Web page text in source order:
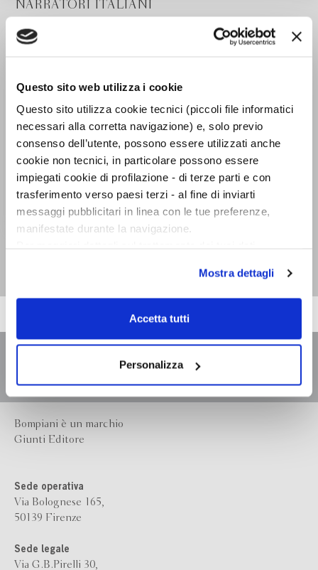
Questo sito web utilizza i cookie
Questo sito utilizza cookie tecnici (piccoli file informatici
necessari alla corretta navigazione) e, solo previo
consenso dell’utente, possono essere utilizzati anche
cookie non tecnici, in particolare possono essere
impiegati cookie di profilazione - di terze parti e con
trasferimento verso paesi terzi - al fine di inviarti
messaggi pubblicitari in linea con le tue preferenze,
manifestate durante la navigazione.
scelte privacy sui cookie, ti invitiamo a prendere visione
dell’informativa cookie.
Chiudendo il banner tramite la “X” prosegui la
dei soli cookie tecnici. Selezionando “Accetta tutti” presti
il tuo consenso alla profilazione che potrai revocare in
ogni momentoRevoca
Mostra dettagli
Accetta tutti
Personalizza
NARRATORI ITALIANI
Bompiani è un marchio
Giunti Editore
Sede operativa
Via Bolognese 165,
50139 Firenze
Sede legale
Via G.B.Pirelli 30,